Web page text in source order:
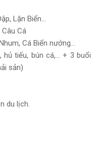
Lặn Biển…
Cá
Cá Biển nướng...
tiếu, bún cá,... + 3 buổi
sản)
du lịch.